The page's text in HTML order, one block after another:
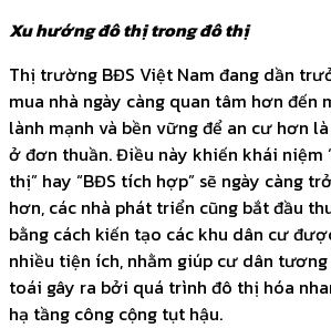
Xu hướng đô thị trong đô thị
Thị trường BĐS Việt Nam đang dần
mua nhà ngày càng quan tâm hơn đến
lành mạnh và bền vững để an cư hơn
ở đơn thuần. Điều này khiến khái niệm
thị” hay “BĐS tích hợp” sẽ ngày càng
hơn, các nhà phát triển cũng bắt đầu
bằng cách kiến tạo các khu dân cư
nhiều tiện ích, nhằm giúp cư dân
toái gây ra bởi quá trình đô thị hóa
hạ tầng công cộng tụt hậu.